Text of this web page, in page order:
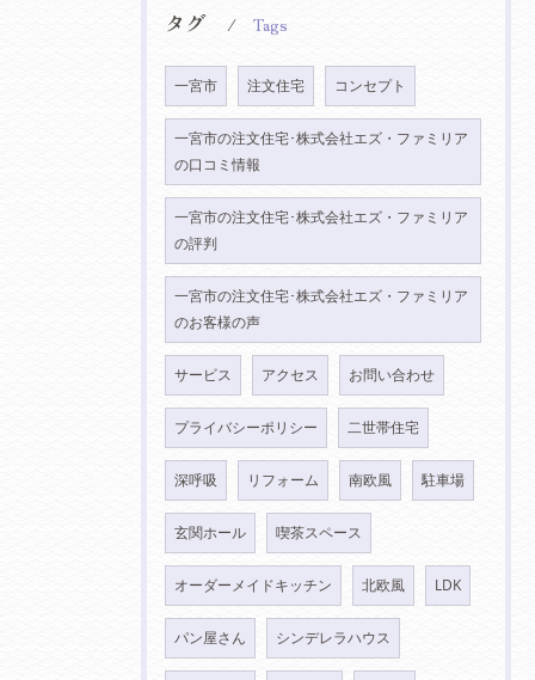
タグ Tags
一宮市 注文住宅 コンセプト
一宮市の注文住宅･株式会社エズ・ファミリア
の口コミ情報
一宮市の注文住宅･株式会社エズ・ファミリア
の評判
一宮市の注文住宅･株式会社エズ・ファミリア
のお客様の声
サービス アクセス お問い合わせ
プライバシーポリシー 二世帯住宅
深呼吸 リフォーム 南欧風 駐車場
玄関ホール 喫茶スペース
オーダーメイドキッチン 北欧風 LDK
パン屋さん シンデレラハウス